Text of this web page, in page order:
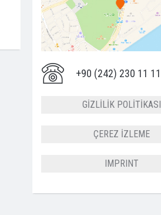
+90 (242) 230 11 11
GİZLİLİK POLİTİKASI
ÇEREZ İZLEME
IMPRINT